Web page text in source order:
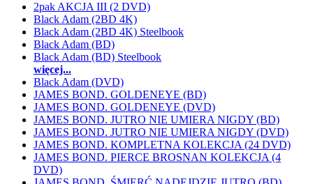
2pak AKCJA III (2 DVD)
Black Adam (2BD 4K)
Black Adam (2BD 4K) Steelbook
Black Adam (BD)
Black Adam (BD) Steelbook
więcej...
Black Adam (DVD)
JAMES BOND. GOLDENEYE (BD)
JAMES BOND. GOLDENEYE (DVD)
JAMES BOND. JUTRO NIE UMIERA NIGDY (BD)
JAMES BOND. JUTRO NIE UMIERA NIGDY (DVD)
JAMES BOND. KOMPLETNA KOLEKCJA (24 DVD)
JAMES BOND. PIERCE BROSNAN KOLEKCJA (4
DVD)